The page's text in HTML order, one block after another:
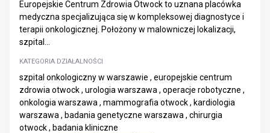
Europejskie Centrum Zdrowia Otwock to uznana placówka
medyczna specjalizująca się w kompleksowej diagnostyce i
terapii onkologicznej. Położony w malowniczej lokalizacji,
szpital...
KATEGORIA DZIAŁALNOŚCI
szpital onkologiczny w warszawie , europejskie centrum
zdrowia otwock , urologia warszawa , operacje robotyczne ,
onkologia warszawa , mammografia otwock , kardiologia
warszawa , badania genetyczne warszawa , chirurgia
otwock , badania kliniczne